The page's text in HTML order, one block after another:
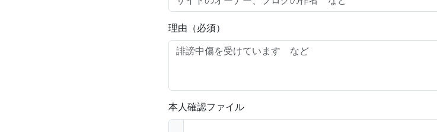
理由（必須）
本人確認ファイル